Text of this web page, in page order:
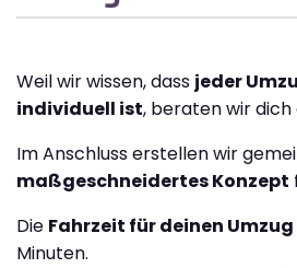
Weil wir wissen, dass jeder
individuell ist, beraten wir
Im Anschluss erstellen wir
maßgeschneidertes Konzept
Die Fahrzeit für deinen Umzug
Minuten.